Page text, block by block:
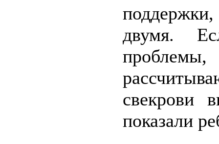
двумя.
свекрови
показали